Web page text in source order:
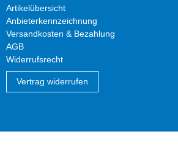
Artikelübersicht
Anbieterkennzeichnung
Versandkosten & Bezahlung
AGB
Widerrufsrecht
Vertrag widerrufen